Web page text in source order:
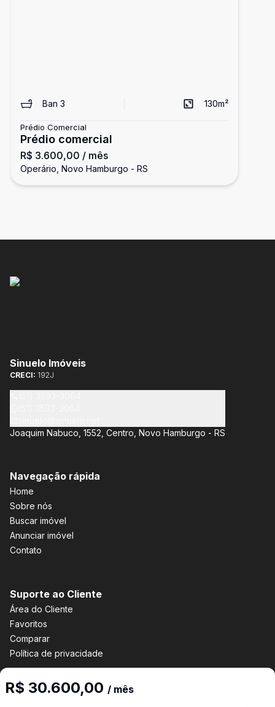
Ban 3 130m²
Prédio Comercial
Prédio comercial
R$ 3.600,00 / mês
Operário, Novo Hamburgo - RS
R$ 30.600,00 / mês
Sinuelo Imóveis
CRECI: 192J
Joaquim Nabuco, 1552, Centro, Novo Hamburgo - RS
Navegação rápida
Home
Sobre nós
Buscar imóvel
Anunciar imóvel
Contato
Suporte ao Cliente
Área do Cliente
Favoritos
Comparar
Política de privacidade